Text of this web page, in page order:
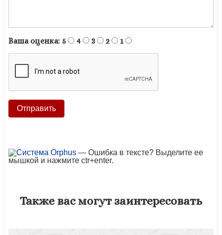
Ваша оценка: 5 4 3 2 1
— Ошибка в тексте? Выделите ее
мышкой и нажмите ctr+enter.
Также вас могут заинтересовать